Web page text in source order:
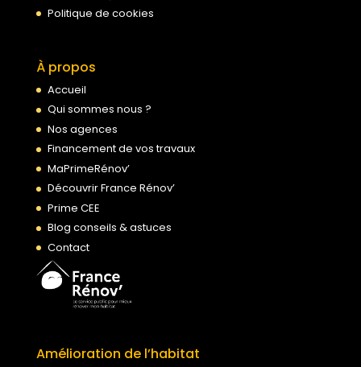
Politique de cookies
À propos
Accueil
Qui sommes nous ?
Nos agences
Financement de vos travaux
MaPrimeRénov’
Découvrir France Rénov’
Prime CEE
Blog conseils & astuces
Contact
Amélioration de l’habitat